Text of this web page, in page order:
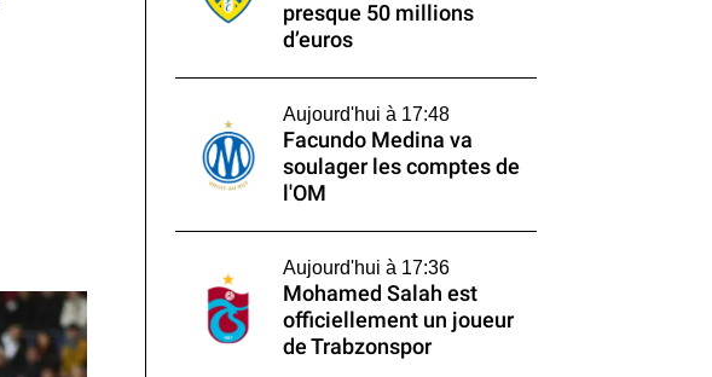
presque 50 millions
d’euros
Aujourd'hui à 17:48
Facundo Medina va
soulager les comptes de
l'OM
Aujourd'hui à 17:36
Mohamed Salah est
officiellement un joueur
de Trabzonspor